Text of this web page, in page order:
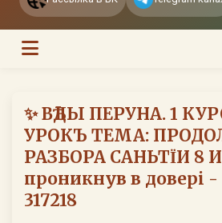
✨ ВѢДЫ ПЕРУНА. 1
УРОКЪ ТЕМА:
РАЗБОРА САНЬТΪИ 8
проникнув в доверi -
317218